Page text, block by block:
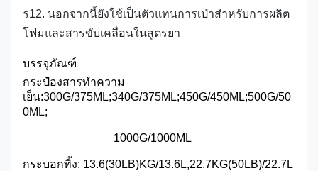
ร12. นอกจากนี้ยังใช้เป็นตัวแทนการเป่าสำหรับการผลิต
โฟมและสารขับเคลื่อนในสูตรยา
บรรจุภัณฑ์
กระป๋องสารทำความ
เย็น:300G/375ML;340G/375ML;450G/450ML;500G/50
0ML;
1000G/1000ML
กระบอกทิ้ง: 13.6(30LB)KG/13.6L,22.7KG(50LB)/22.7L